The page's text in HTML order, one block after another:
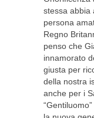
stessa abbia
persona
Regno
penso che
innamorato
giusta per
della nostra
anche per i